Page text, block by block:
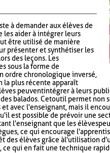
à demander aux élèves de
les aider à intégrer leurs
être utilisé de manière
présenter et synthétiser les
des leçons. Les
sous la forme de
ordre chronologique inversé,
la plus récente apparaît
peuvent intégrer à leurs
balados. Cet outil permet non
avec l'enseignant, mais il
est possible de prévoir une
l'enseignant que les élèves
ce qui encourage
des élèves grâce à l'utilisation
ce qui en fait une technique